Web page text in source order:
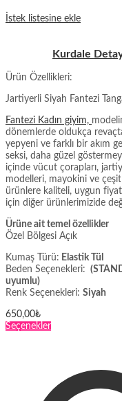
İstek listesine ekle
Kurdale
Ürün Özellikleri:
Jartiyerli Siyah Fantezi
Fantezi Kadın giyim,
dönemlerde oldukça
yepyeni ve farklı bir akım
seksi, daha güzel
içinde vücut çorapları,
modelleri, mayokini ve
ürünlere kaliteli, uygun
için diğer ürünlerimizide
Ürüne ait temel özellikler
Özel Bölgesi Açık
Kumaş Türü: Elastik Tül
Beden Seçenekleri:
uyumlu)
Renk Seçenekleri: Siyah
650,00₺
SeçeneklerBu
varyasyonu
var.
Seçenekler